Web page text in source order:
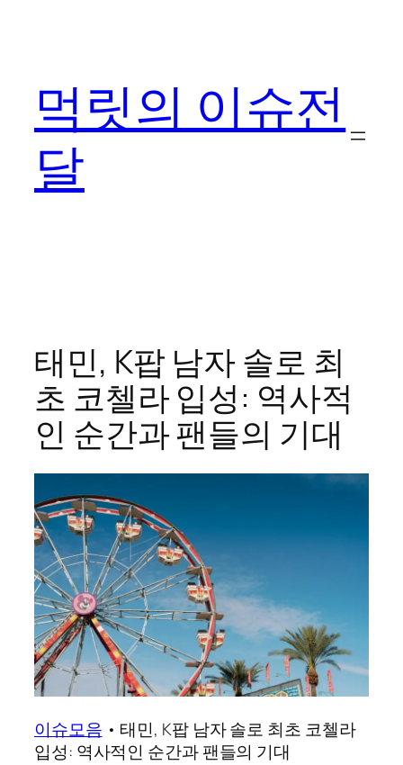
먹릿의 이슈전
달
태민, K팝 남자 솔로 최
초 코첼라 입성: 역사적
인 순간과 팬들의 기대
이슈모음 • 태민, K팝 남자 솔로 최초 코첼라
입성: 역사적인 순간과 팬들의 기대